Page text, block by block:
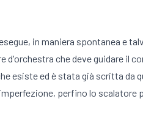
in maniera spontanea e
che deve guidare il
esiste ed è stata già scritta da
perfino lo scalatore